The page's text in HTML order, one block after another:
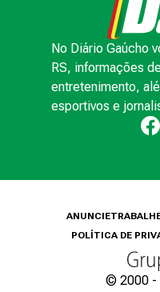
No Diário Gaúcho
RS, informações
entretenimento,
esportivos e
ANUNCIE
POLÍTICA DE
© 2000 -